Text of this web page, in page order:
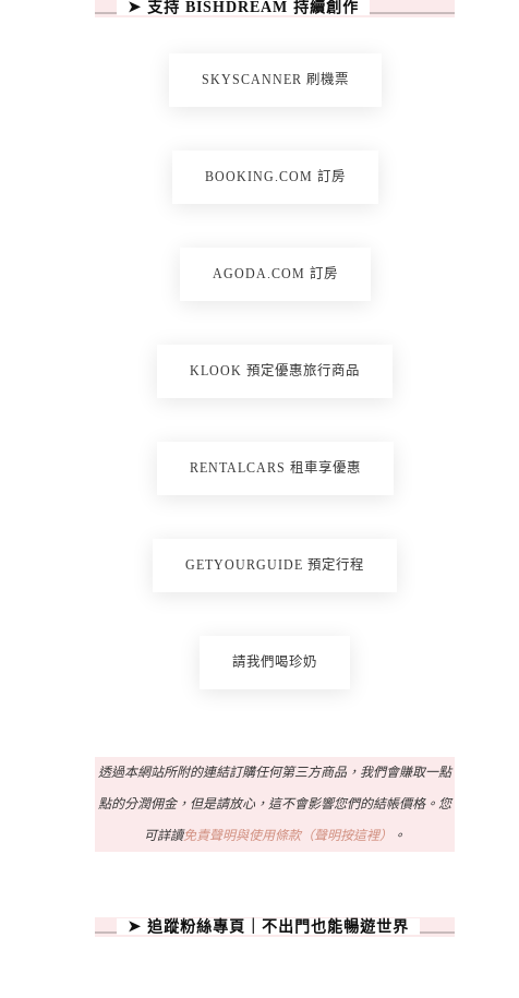
➤ 支持 BISHDREAM 持續創作
SKYSCANNER 刷機票
BOOKING.COM 訂房
AGODA.COM 訂房
KLOOK 預定優惠旅行商品
RENTALCARS 租車享優惠
GETYOURGUIDE 預定行程
請我們喝珍奶
透過本網站所附的連結訂購任何第三方商品，我們會賺取一點
點的分潤佣金，但是請放心，這不會影響您們的結帳價格。您
可詳讀免責聲明與使用條款（聲明按這裡） 。
➤ 追蹤粉絲專頁｜不出門也能暢遊世界